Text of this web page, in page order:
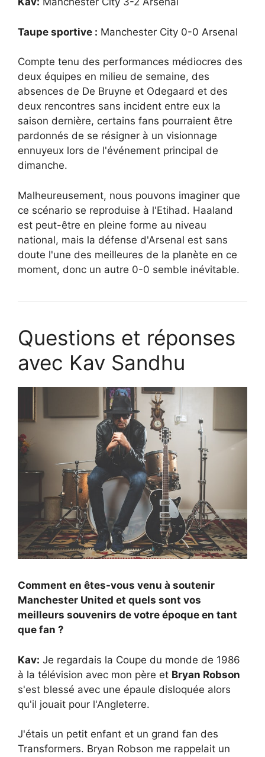
Taupe sportive : Manchester City 0-0 Arsenal
Compte tenu des performances médiocres des
deux équipes en milieu de semaine, des
absences de De Bruyne et Odegaard et des
deux rencontres sans incident entre eux la
saison dernière, certains fans pourraient être
pardonnés de se résigner à un visionnage
ennuyeux lors de l'événement principal de
dimanche.
Malheureusement, nous pouvons imaginer que
ce scénario se reproduise à l'Etihad. Haaland
est peut-être en pleine forme au niveau
national, mais la défense d'Arsenal est sans
doute l'une des meilleures de la planète en ce
moment, donc un autre 0-0 semble inévitable.
Questions et réponses
avec Kav Sandhu
Comment en êtes-vous venu à soutenir
Manchester United et quels sont vos
meilleurs souvenirs de votre époque en tant
que fan ?
Kav: Je regardais la Coupe du monde de 1986
à la télévision avec mon père et Bryan Robson
s'est blessé avec une épaule disloquée alors
qu'il jouait pour l'Angleterre.
J'étais un petit enfant et un grand fan des
Transformers. Bryan Robson me rappelait un